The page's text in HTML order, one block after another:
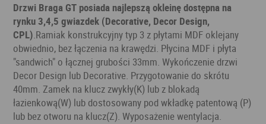
Drzwi Braga GT posiada najlepszą okleinę dostępna na
rynku 3,4,5 gwiazdek (Decorative, Decor Design,
CPL).Ramiak konstrukcyjny typ 3 z płytami MDF oklejany
obwiednio, bez łączenia na krawędzi. Płycina MDF i płyta
"sandwich" o łącznej grubości 33mm. Wykończenie drzwi
Decor Design lub Decorative. Przygotowanie do skrótu
40mm. Zamek na klucz zwykły(K) lub z blokadą
łazienkową(W) lub dostosowany pod wkładkę patentową (P)
lub bez otworu na klucz(Z). Wyposażenie wentylacja.